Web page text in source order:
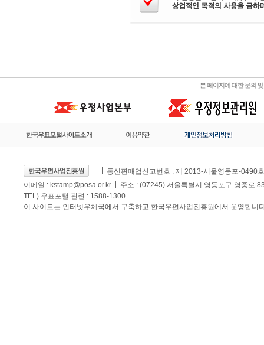
본 페이지에 대한 문의
통신판매업신고번호 : 제 2013-서울영등포-0490호
이메일 : kstamp@posa.or.kr
주소 : (07245) 서울특별시 영등포구 영중로
TEL) 우표포털 관련 : 1588-1300
이 사이트는 인터넷우체국에서 구축하고 한국우편사업진흥원에서 운영합니